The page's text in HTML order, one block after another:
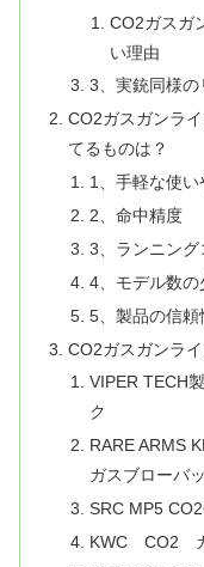
CO2ガスガ
い理由
3、実銃同様の
CO2ガスガンラ
てるものは？
1、手軽な使い
2、命中精度
3、ランニング
4、モデル数の
5、製品の信頼
CO2ガスガンラ
VIPER TECH
ク
RARE ARMS
ガスブローバ
SRC MP5
KWC CO2